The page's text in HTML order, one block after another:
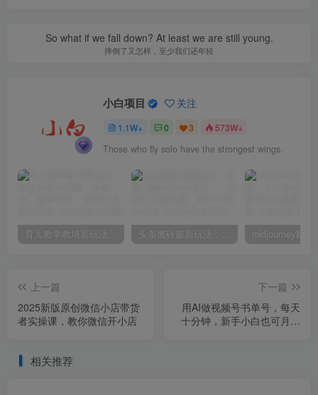
So what if we fall down? At least we are still young.
摔倒了又怎样，至少我们还年轻
小白项目 关注
1.1W+ 0 3 573W+
Those who fly solo have the strongest wings.
育儿教学教培新玩法，AI生成教学视频，市场大，操作简单，变现天花板非常高 头条搬砖最新玩法，文章+视频用AI全搞定，一天5张+不是问题，每天只需10分钟
上一篇
2025新版原创微信小店带货
者实操课，教你微信开小店
下一篇
用AI做视频号书单号，每天
十分钟，新手小白也可月入
相关推荐